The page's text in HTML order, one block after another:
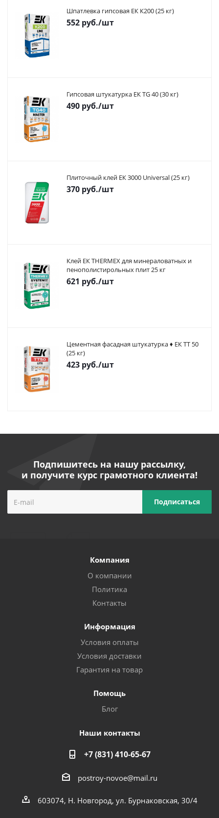
Шпатлевка гипсовая ЕК К200 (25 кг)
552 руб./шт
Гипсовая штукатурка ЕК TG 40 (30 кг)
490 руб./шт
Плиточный клей ЕК 3000 Universal (25 кг)
370 руб./шт
Клей ЕК THERMEX для минераловатных и
пенополистирольных плит 25 кг
621 руб./шт
Цементная фасадная штукатурка ♦ ЕК ТТ 50
(25 кг)
423 руб./шт
Подпишитесь на нашу рассылку,
и получите курс грамотного клиента!
Компания
О компании
Политика
Контакты
Информация
Условия оплаты
Условия доставки
Гарантия на товар
Помощь
Блог
Наши контакты
+7 (831) 410-65-67
postroy-novoe@mail.ru
603074, Н. Новгород, ул. Бурнаковская, 30/4